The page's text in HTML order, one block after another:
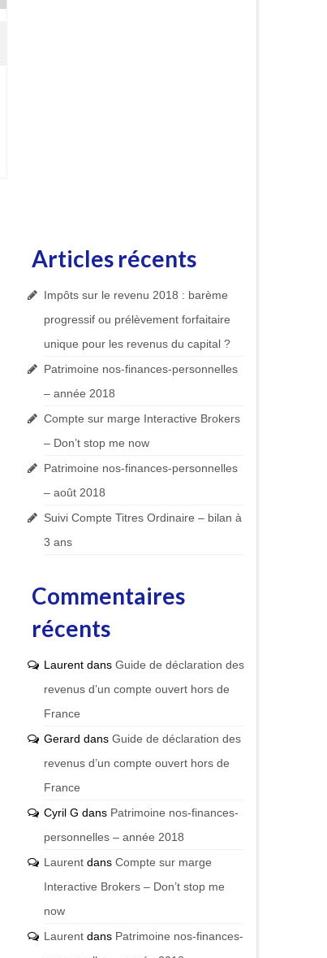
Articles récents
Impôts sur le revenu 2018 : barème
progressif ou prélèvement forfaitaire
unique pour les revenus du capital ?
Patrimoine nos-finances-personnelles
– année 2018
Compte sur marge Interactive Brokers
– Don’t stop me now
Patrimoine nos-finances-personnelles
– août 2018
Suivi Compte Titres Ordinaire – bilan à
3 ans
Commentaires
récents
Laurentdans Guide de déclaration des
revenus d’un compte ouvert hors de
France
Gerard dans Guide de déclaration des
revenus d’un compte ouvert hors de
France
Cyril G dans Patrimoine nos-finances-
personnelles – année 2018
Laurentdans Compte sur marge
Interactive Brokers – Don’t stop me
now
Laurentdans Patrimoine nos-finances-